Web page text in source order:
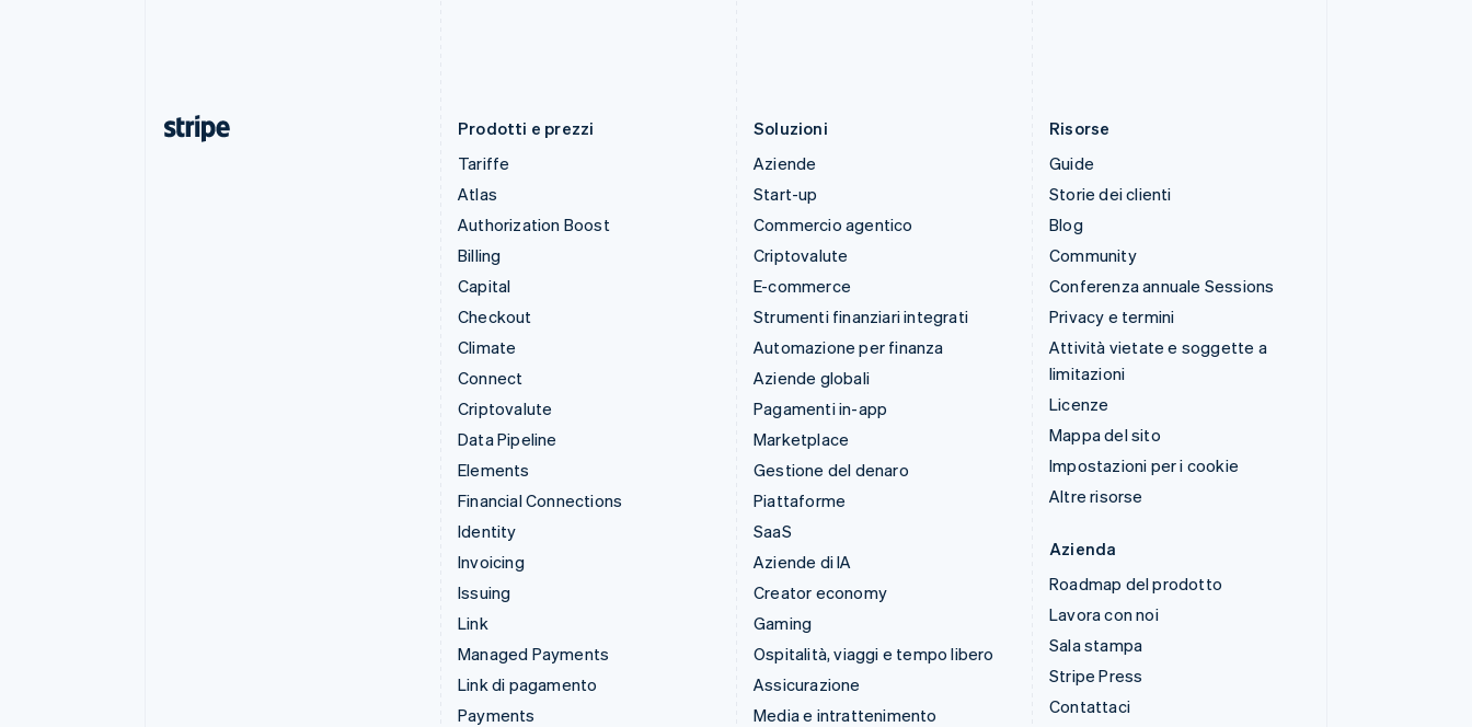
Prodotti e prezzi
Tariffe
Atlas
Authorization Boost
Billing
Capital
Checkout
Climate
Connect
Criptovalute
Data Pipeline
Elements
Financial Connections
Identity
Invoicing
Issuing
Link
Managed Payments
Link di pagamento
Payments
Soluzioni
Aziende
Start-up
Commercio agentico
Criptovalute
E-commerce
Strumenti finanziari integrati
Automazione per finanza
Aziende globali
Pagamenti in-app
Marketplace
Gestione del denaro
Piattaforme
SaaS
Aziende di IA
Creator economy
Gaming
Ospitalità, viaggi e tempo libero
Assicurazione
Media e intrattenimento
Risorse
Guide
Storie dei clienti
Blog
Community
Conferenza annuale Sessions
Privacy e termini
Attività vietate e soggette a
limitazioni
Licenze
Mappa del sito
Impostazioni per i cookie
Altre risorse
Azienda
Roadmap del prodotto
Lavora con noi
Sala stampa
Stripe Press
Contattaci